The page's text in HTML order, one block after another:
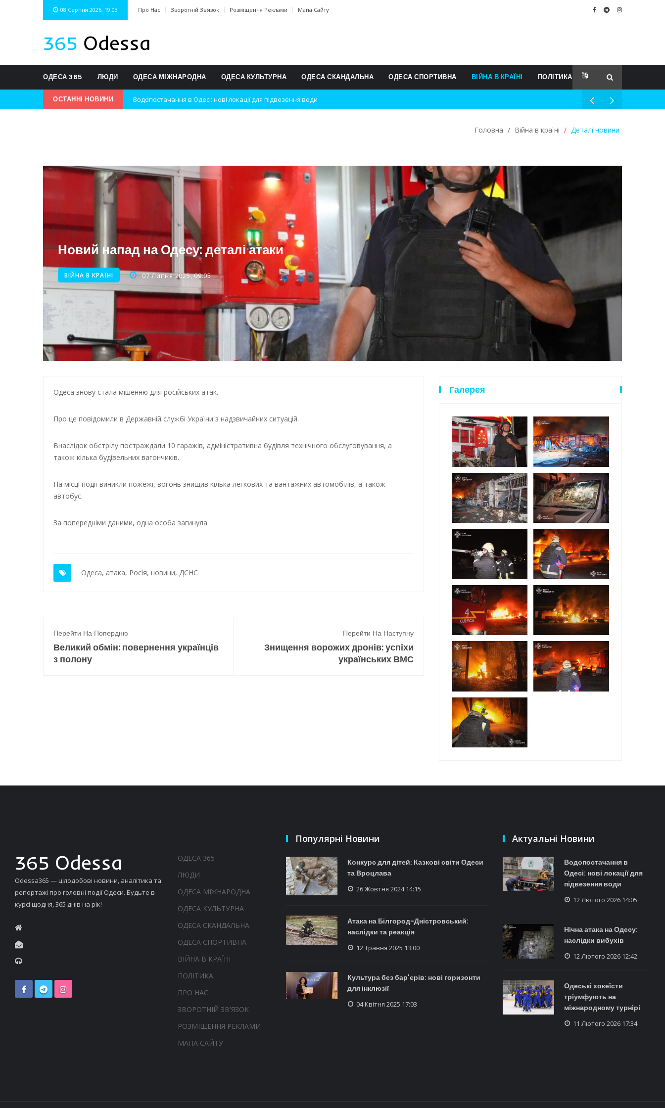
08 Серпня 2026, 19:03 Про Нас Зворотній Зв'язок Розміщення Реклами Мапа Сайту
ОДЕСА 365 ЛЮДИ ОДЕСА МІЖНАРОДНА ОДЕСА КУЛЬТУРНА ОДЕСА СКАНДАЛЬНА ОДЕСА СПОРТИВНА ВІЙНА В КРАЇНІ ПОЛІТИКА
ОСТАННІ НОВИНИ
Водопостачання в Одесі: нові локації для підвезення води
Нічна атака на Одесу: наслідки вибухів
Новини з Зимової школи інсульту в Швейцарії
Інтеграція ветеранів в українське суспільство
Нічна атака на Одесу: наслідки обстрілу
Енергетична підтримка для Одеси
Головна / Війна в країні / Деталі новини
Новий напад на Одесу: деталі атаки
ВІЙНА В КРАЇНІ 07 Липня 2025, 09:05
Одеса знову стала мішенню для російських атак.
Про це повідомили в Державній службі України з надзвичайних ситуацій.
Внаслідок обстрілу постраждали 10 гаражів, адміністративна будівля технічного обслуговування, а
також кілька будівельних вагончиків.
На місці події виникли пожежі, вогонь знищив кілька легкових та вантажних автомобілів, а також
автобус.
За попередніми даними, одна особа загинула.
Одеса, атака, Росія, новини, ДСНС
Перейти На Попердню
Великий обмін: повернення українців
з полону
Перейти На Наступну
Знищення ворожих дронів: успіхи
українських ВМС
Галерея
Odessa365 — цілодобові новини, аналітика та
репортажі про головні події Одеси. Будьте в
курсі щодня, 365 днів на рік!
ОДЕСА 365
ЛЮДИ
ОДЕСА МІЖНАРОДНА
ОДЕСА КУЛЬТУРНА
ОДЕСА СКАНДАЛЬНА
ОДЕСА СПОРТИВНА
ВІЙНА В КРАЇНІ
ПОЛІТИКА
ПРО НАС
ЗВОРОТНІЙ ЗВ'ЯЗОК
РОЗМІЩЕННЯ РЕКЛАМИ
МАПА САЙТУ
Популярні Новини
Конкурс для дітей: Казкові світи Одеси
та Вроцлава
26 Жовтня 2024 14:15
Атака на Білгород-Дністровський:
наслідки та реакція
12 Травня 2025 13:00
Культура без бар'єрів: нові горизонти
для інклюзії
04 Квітня 2025 17:03
Актуальні Новини
Водопостачання в
Одесі: нові локації для
підвезення води
12 Лютого 2026 14:05
Нічна атака на Одесу:
наслідки вибухів
12 Лютого 2026 12:42
Одеські хокеїсти
тріумфують на
міжнародному турнірі
11 Лютого 2026 17:34